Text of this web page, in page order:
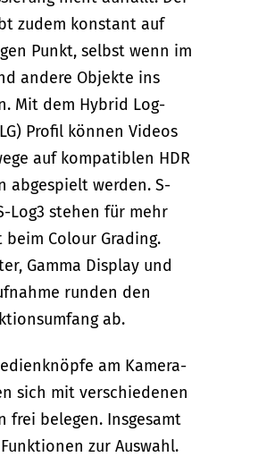
zudem konstant auf
Punkt, selbst wenn im
andere Objekte ins
Mit dem Hybrid Log-
Profil können Videos
auf kompatiblen HDR
abgespielt werden. S-
Log3 stehen für mehr
Colour Grading.
Gamma Display und
runden den
ab.
am Kamera-
sich mit verschiedenen
frei belegen. Insgesamt
zur Auswahl.